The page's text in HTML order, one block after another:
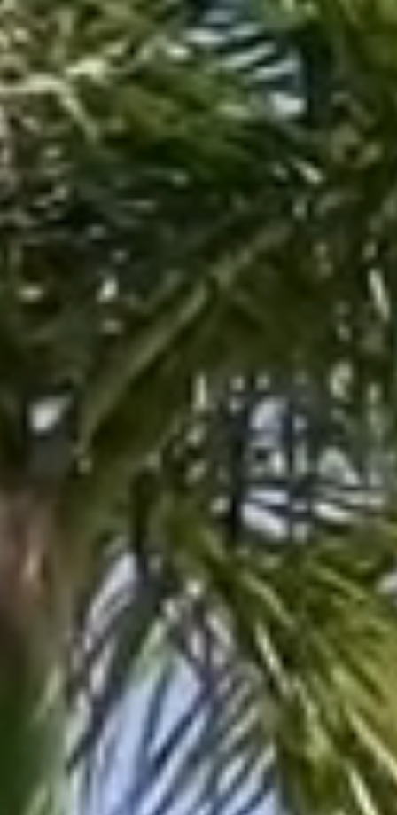
Resort
Propiedades
Vacaciones
Golf
Deportes
Restaurantes
Experiencias
Noticias
Eventos
Reserva Ahora